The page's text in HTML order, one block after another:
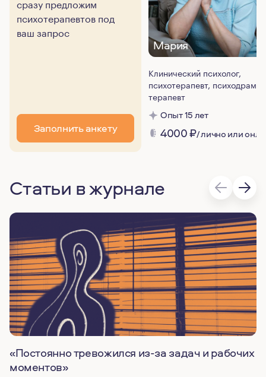
сразу предложим
психотерапевтов под
ваш запрос
Заполнить анкету
Мария
Клинический психолог,
психотерапевт, психодрама-
терапевт
Опыт 15 лет
4000₽/ лично или
Статьи в журнале
«Постоянно тревожился из-за задач и рабочих
моментов»